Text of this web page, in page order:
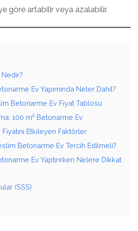
göre artabilir veya azalabilir.
Ev Yapımında Neler Dahil?
Betonarme Ev Fiyat Tablosu
100 m² Betonarme Ev
Etkileyen Faktörler
Betonarme Ev Tercih Edilmeli?
Ev Yaptırırken Nelere Dikkat
(SSS)